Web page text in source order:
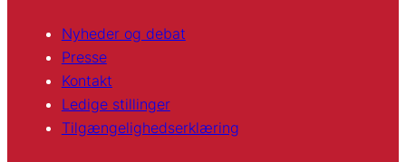
Nyheder og debat
Presse
Kontakt
Ledige stillinger
Tilgængelighedserklæring